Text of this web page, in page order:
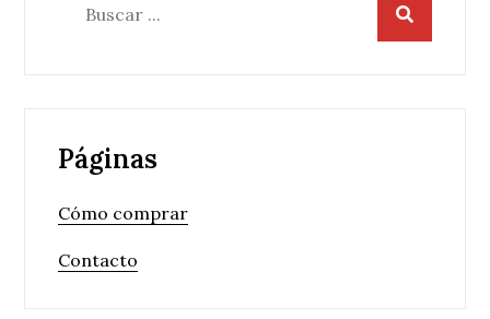
Páginas
Cómo comprar
Contacto